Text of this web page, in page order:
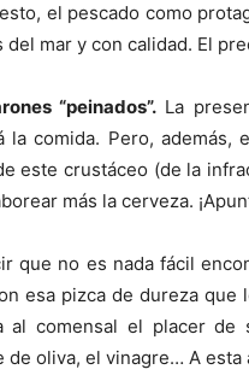
el pescado como
mar y con calidad. El
“peinados”.La
la comida. Pero, además,
este crustáceo (de la
más la cerveza.
que no es nada fácil
esa pizca de dureza
comensal el placer de
oliva, el vinagre… A esta